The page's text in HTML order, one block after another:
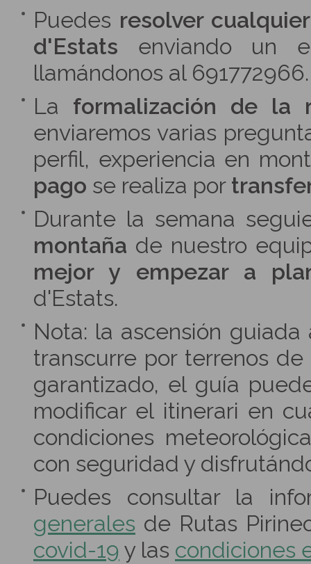
Puedes resolver
d'Estats enviando un
llamándonos al 691772966.
La formalización de la
enviaremos varias
perfil, experiencia en
pago se realiza por
Durante la semana
montaña de nuestro
mejor y empezar a
d'Estats.
Nota: la ascensión
transcurre por terrenos
garantizado, el guía
modificar el itinerari en
condiciones
con seguridad y
Puedes consultar la
generales de Rutas
covid-19 y las condiciones